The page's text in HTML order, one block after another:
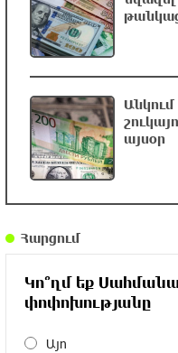
բախվել են
կա վիրավոր
Արժևորվում է
Վրաստանում
ՌԴ-ն
այսօր
Հարցում
Կո՞ղմ եք
փոփոխությանը
Այո